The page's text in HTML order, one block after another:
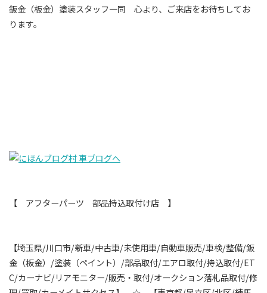
鈑金（板金）塗装スタッフ一同 心より、ご来店をお待ちしてお
ります。
【 アフターパーツ 部品持込取付け店 】
【埼玉県/川口市/新車/中古車/未使用車/自動車販売/車検/整備/鈑
金（板金） /塗装（ペイント） /部品取付/エアロ取付/持込取付/ET
C/カーナビ/リアモニター/販売・取付/オークション落札品取付/修